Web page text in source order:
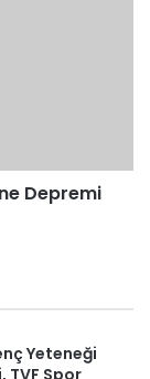
Depremi
Yeteneği